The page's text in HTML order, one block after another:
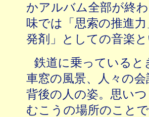
かアルバム全部が終
味では「思索の推進
発剤」としての音楽
鉄道に乗っていると
車窓の風景、人々の
背後の人の姿。思い
むこうの場所のこと